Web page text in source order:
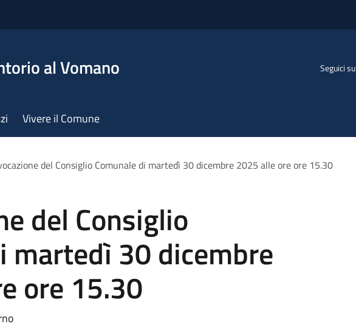
al Vomano Seguici su
Vivere il Comune
del Consiglio Comunale di martedì 30 dicembre 2025 alle ore ore 15.30
del Consiglio
martedì 30 dicembre
ore 15.30